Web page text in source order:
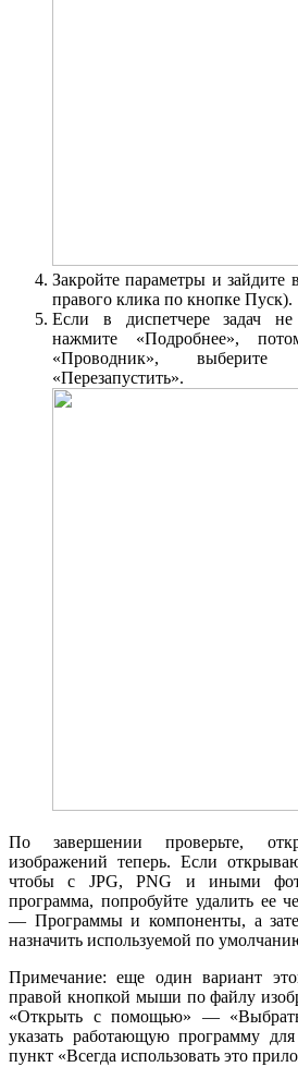
Закройте параметры и зайдите
правого клика по кнопке Пуск).
Если в диспетчере задач не
нажмите «Подробнее»,
«Проводник»,
«Перезапустить».
По завершении проверьте,
изображений теперь. Если
чтобы с JPG, PNG и иными фото
программа, попробуйте удалить ее
— Программы и компоненты, а
назначить используемой по
Примечание: еще один вариант
правой кнопкой мыши по файлу
«Открыть с помощью» —
указать работающую программу
пункт «Всегда использовать это